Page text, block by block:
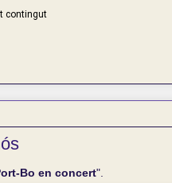
Bo en concert".